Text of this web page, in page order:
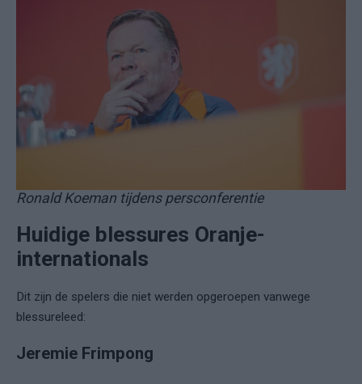
Ronald Koeman tijdens persconferentie
Huidige blessures Oranje-
internationals
Dit zijn de spelers die niet werden opgeroepen vanwege
blessureleed:
Jeremie Frimpong